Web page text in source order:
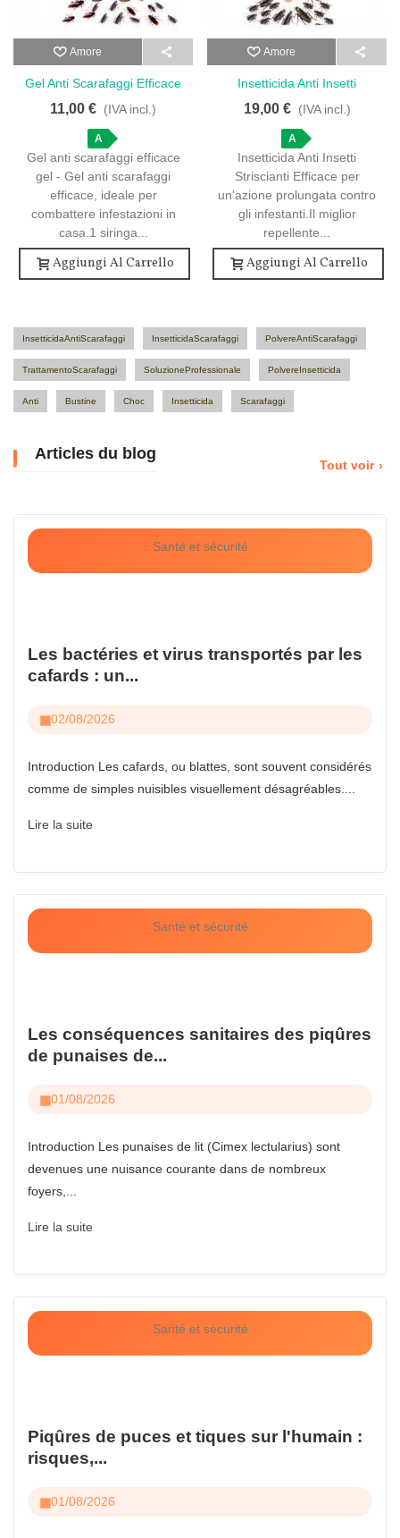
Amore
Gel Anti Scarafaggi Efficace
Gel - Gel Anti Scarafaggi
Efficace - 1 Siringa Per
Trattamento
11,00 € (IVA incl.)
A
Gel anti scarafaggi efficace
gel - Gel anti scarafaggi
efficace, ideale per
combattere infestazioni in
casa.1 siringa...
Aggiungi Al Carrello
Amore
Insetticida Anti Insetti
Striscianti Efficace -
Protezione Garantita In 12
Bustine
19,00 € (IVA incl.)
A
Insetticida Anti Insetti
Striscianti Efficace per
un'azione prolungata contro
gli infestanti.Il miglior
repellente...
Aggiungi Al Carrello
InsetticidaAntiScarafaggi InsetticidaScarafaggi PolvereAntiScarafaggi
TrattamentoScarafaggi SoluzioneProfessionale PolvereInsetticida
Anti Bustine Choc Insetticida Scarafaggi
Articles du blog
Tout voir
Santé et sécurité
Les bactéries et virus transportés par les
cafards : un...
02/08/2026
Introduction Les cafards, ou blattes, sont souvent considérés
comme de simples nuisibles visuellement désagréables....
Lire la suite
Santé et sécurité
Les conséquences sanitaires des piqûres
de punaises de...
01/08/2026
Introduction Les punaises de lit (Cimex lectularius) sont
devenues une nuisance courante dans de nombreux
foyers,...
Lire la suite
Santé et sécurité
Piqûres de puces et tiques sur l'humain :
risques,...
01/08/2026